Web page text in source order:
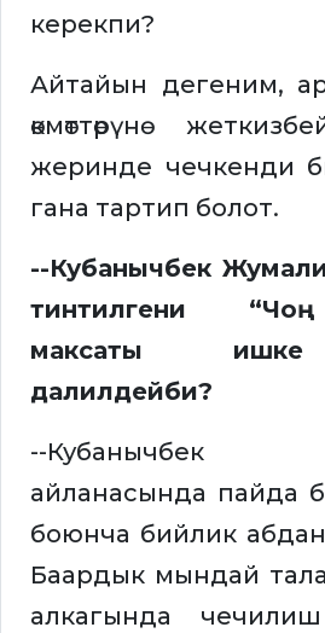
керекпи?
Айтайын дегеним,
өкмөттөрүнө
жеринде чечкенди
гана тартип болот.
--Кубанычбек
тинтилгени
максаты
далилдейби?
--Кубанычбек
айланасында пайда
боюнча бийлик
Баардык мындай
алкагында